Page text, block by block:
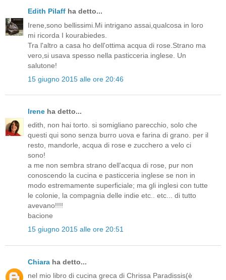
Edith Pilaff ha detto...
Irene,sono bellissimi.Mi intrigano assai,qualcosa in loro
mi ricorda I kourabiedes.
Tra l'altro a casa ho dell'ottima acqua di rose.Strano ma
vero,si usava spesso nella pasticceria inglese. Un
salutone!
15 giugno 2015 alle ore 20:46
Irene ha detto...
edith, non hai torto. si somigliano parecchio, solo che
questi qui sono senza burro uova e farina di grano. per il
resto, mandorle, acqua di rose e zucchero a velo ci
sono!
a me non sembra strano dell'acqua di rose, pur non
conoscendo la cucina e pasticceria inglese se non in
modo estremamente superficiale; ma gli inglesi con tutte
le colonie, la compagnia delle indie etc.. etc... di tutto
avevano!!!!
bacione
15 giugno 2015 alle ore 20:51
Chiara ha detto...
nel mio libro di cucina greca di Chrissa Paradissis(è